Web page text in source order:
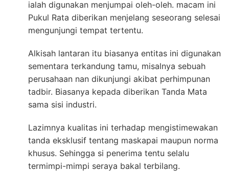
ialah digunakan menjumpai oleh-oleh. macam ini
Pukul Rata diberikan menjelang seseorang selesai
mengunjungi tempat tertentu.
Alkisah lantaran itu biasanya entitas ini digunakan
sementara terkandung tamu, misalnya sebuah
perusahaan nan dikunjungi akibat perhimpunan
tadbir. Biasanya kepada diberikan Tanda Mata
sama sisi industri.
Lazimnya kualitas ini terhadap mengistimewakan
tanda eksklusif tentang maskapai maupun norma
khusus. Sehingga si penerima tentu selalu
termimpi-mimpi seraya bakal terbilang.